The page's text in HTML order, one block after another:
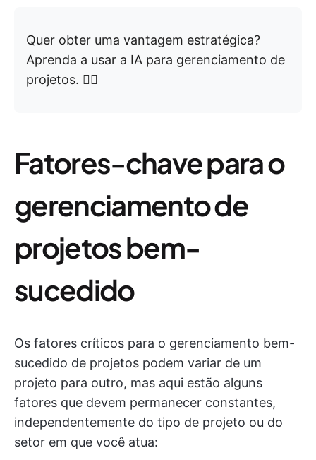
Quer obter uma vantagem estratégica?
Aprenda a usar a IA para gerenciamento de
projetos. 👇🏼
Fatores-chave para o
gerenciamento de
projetos bem-
sucedido
Os fatores críticos para o gerenciamento bem-
sucedido de projetos podem variar de um
projeto para outro, mas aqui estão alguns
fatores que devem permanecer constantes,
independentemente do tipo de projeto ou do
setor em que você atua: